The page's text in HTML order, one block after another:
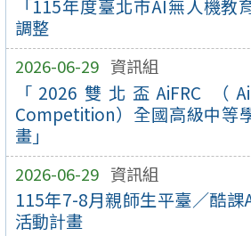
「115年度臺北市AI無人機教
調整
2026-06-29 資訊組
「2026雙北盃AiFRC （
Competition）全國高級中等
畫」
2026-06-29 資訊組
115年7-8月親師生平臺／酷課
活動計畫